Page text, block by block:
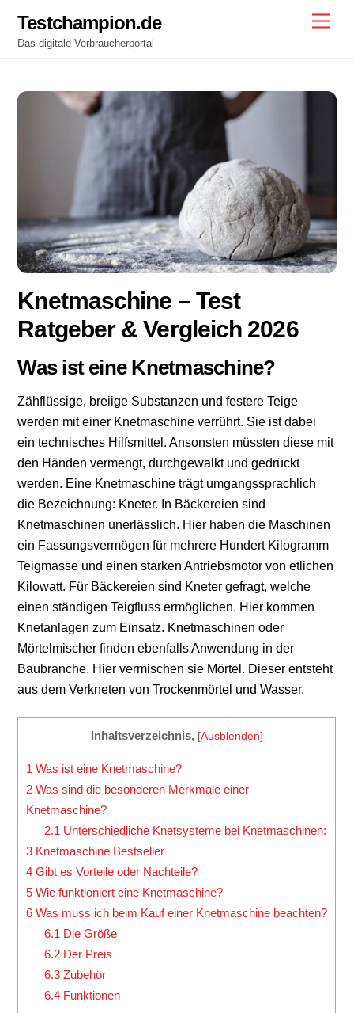
content
Testchampion.de
Das digitale Verbraucherportal
Knetmaschine – Test
Ratgeber & Vergleich 2026
Was ist eine Knetmaschine?
Zähflüssige, breiige Substanzen und festere Teige
werden mit einer Knetmaschine verrührt. Sie ist dabei
ein technisches Hilfsmittel. Ansonsten müssten diese mit
den Händen vermengt, durchgewalkt und gedrückt
werden. Eine Knetmaschine trägt umgangssprachlich
die Bezeichnung: Kneter. In Bäckereien sind
Knetmaschinen unerlässlich. Hier haben die Maschinen
ein Fassungsvermögen für mehrere Hundert Kilogramm
Teigmasse und einen starken Antriebsmotor von etlichen
Kilowatt. Für Bäckereien sind Kneter gefragt, welche
einen ständigen Teigfluss ermöglichen. Hier kommen
Knetanlagen zum Einsatz. Knetmaschinen oder
Mörtelmischer finden ebenfalls Anwendung in der
Baubranche. Hier vermischen sie Mörtel. Dieser entsteht
aus dem Verkneten von Trockenmörtel und Wasser.
Inhaltsverzeichnis, [Ausblenden]
1 Was ist eine Knetmaschine?
2 Was sind die besonderen Merkmale einer
Knetmaschine?
2.1 Unterschiedliche Knetsysteme bei Knetmaschinen:
3 Knetmaschine Bestseller
4 Gibt es Vorteile oder Nachteile?
5 Wie funktioniert eine Knetmaschine?
6 Was muss ich beim Kauf einer Knetmaschine beachten?
6.1 Die Größe
6.2 Der Preis
6.3 Zubehör
6.4 Funktionen